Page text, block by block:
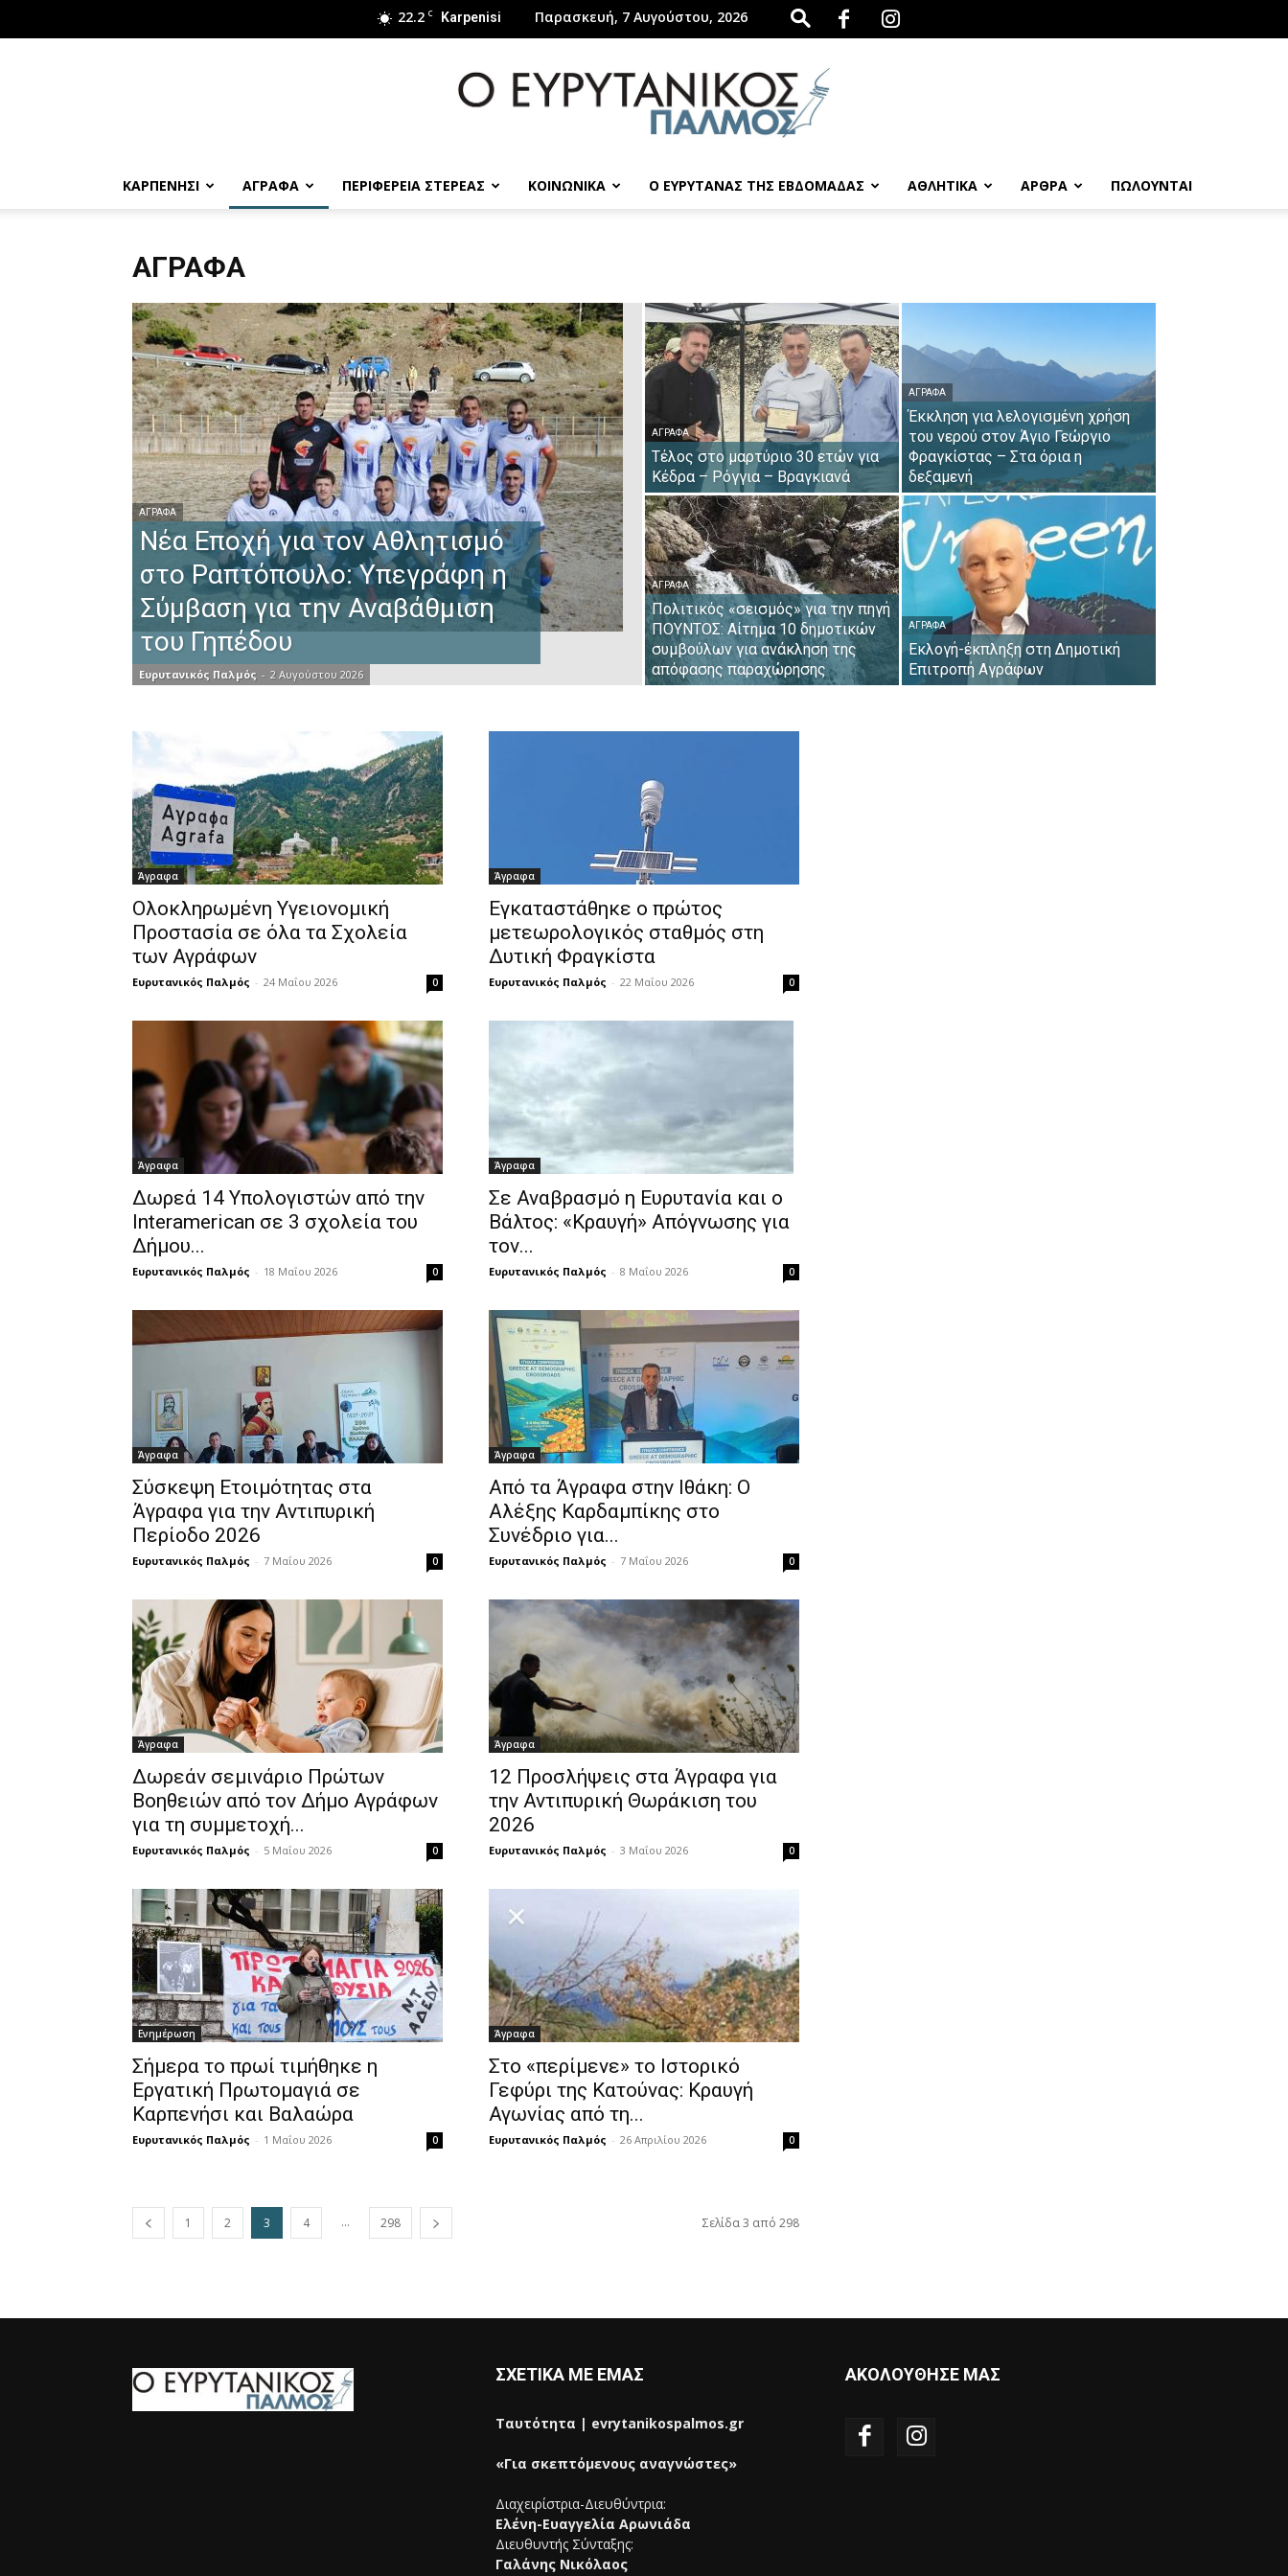
22.2 C Karpenisi Παρασκευή, 7 Αυγούστου, 2026
ΚΑΡΠΕΝΗΣΙ ΑΓΡΑΦΑ ΠΕΡΙΦΕΡΕΙΑ ΣΤΕΡΕΑΣ ΚΟΙΝΩΝΙΚΑ Ο ΕΥΡΥΤΑΝΑΣ ΤΗΣ ΕΒΔΟΜΑΔΑΣ ΑΘΛΗΤΙΚΑ ΑΡΘΡΑ ΠΩΛΟΎΝΤΑΙ
ΆΓΡΑΦΑ
ΆΓΡΑΦΑ
Νέα Εποχή για τον Αθλητισμό
στο Ραπτόπουλο: Υπεγράφη η
Σύμβαση για την Αναβάθμιση
του Γηπέδου
Ευρυτανικός Παλμός - 2 Αυγούστου 2026
ΆΓΡΑΦΑ
Τέλος στο μαρτύριο 30 ετών για
Κέδρα – Ρόγγια – Βραγκιανά
ΆΓΡΑΦΑ
Έκκληση για λελογισμένη χρήση
του νερού στον Άγιο Γεώργιο
Φραγκίστας – Στα όρια η
δεξαμενή
ΆΓΡΑΦΑ
Πολιτικός «σεισμός» για την πηγή
ΠΟΥΝΤΟΣ: Αίτημα 10 δημοτικών
συμβούλων για ανάκληση της
απόφασης παραχώρησης
ΆΓΡΑΦΑ
Εκλογή-έκπληξη στη Δημοτική
Επιτροπή Αγράφων
Άγραφα
Ολοκληρωμένη Υγειονομική
Προστασία σε όλα τα Σχολεία
των Αγράφων
Ευρυτανικός Παλμός - 24 Μαΐου 2026 0
Άγραφα
Εγκαταστάθηκε ο πρώτος
μετεωρολογικός σταθμός στη
Δυτική Φραγκίστα
Ευρυτανικός Παλμός - 22 Μαΐου 2026 0
Άγραφα
Δωρεά 14 Υπολογιστών από την
Interamerican σε 3 σχολεία του
Δήμου...
Ευρυτανικός Παλμός - 18 Μαΐου 2026 0
Άγραφα
Σε Αναβρασμό η Ευρυτανία και ο
Βάλτος: «Κραυγή» Απόγνωσης για
τον...
Ευρυτανικός Παλμός - 8 Μαΐου 2026 0
Άγραφα
Σύσκεψη Ετοιμότητας στα
Άγραφα για την Αντιπυρική
Περίοδο 2026
Ευρυτανικός Παλμός - 7 Μαΐου 2026 0
Άγραφα
Από τα Άγραφα στην Ιθάκη: Ο
Αλέξης Καρδαμπίκης στο
Συνέδριο για...
Ευρυτανικός Παλμός - 7 Μαΐου 2026 0
Άγραφα
Δωρεάν σεμινάριο Πρώτων
Βοηθειών από τον Δήμο Αγράφων
για τη συμμετοχή...
Ευρυτανικός Παλμός - 5 Μαΐου 2026 0
Άγραφα
12 Προσλήψεις στα Άγραφα για
την Αντιπυρική Θωράκιση του
2026
Ευρυτανικός Παλμός - 3 Μαΐου 2026 0
Ενημέρωση
Σήμερα το πρωί τιμήθηκε η
Εργατική Πρωτομαγιά σε
Καρπενήσι και Βαλαώρα
Ευρυτανικός Παλμός - 1 Μαΐου 2026 0
Άγραφα
Στο «περίμενε» το Ιστορικό
Γεφύρι της Κατούνας: Κραυγή
Αγωνίας από τη...
Ευρυτανικός Παλμός - 26 Απριλίου 2026 0
1 2 3 4 ... 298 Σελίδα 3 από 298
ΣΧΕΤΙΚΑ ΜΕ ΕΜΑΣ
Ταυτότητα | evrytanikospalmos.gr
«Για σκεπτόμενους αναγνώστες»
Διαχειρίστρια-Διευθύντρια:
Ελένη-Ευαγγελία Αρωνιάδα
Διευθυντής Σύνταξης:
Γαλάνης Νικόλαος
ΑΚΟΛΟΥΘΗΣΕ ΜΑΣ